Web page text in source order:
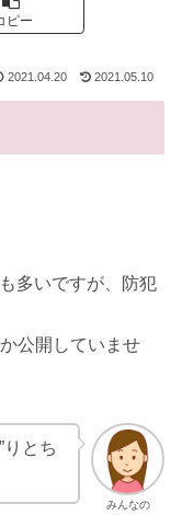
ピー
2021.04.20 2021.05.10
多いですが、防犯
公開していませ
みんなの
とち